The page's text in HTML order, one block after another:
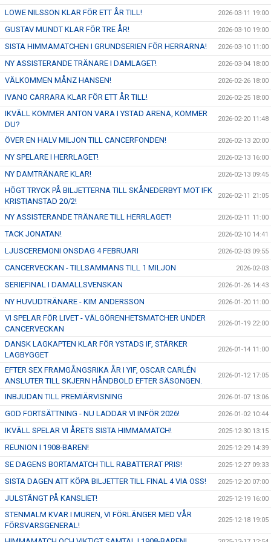
LOWE NILSSON KLAR FÖR ETT ÅR TILL! 2026-03-11 19:00
GUSTAV MUNDT KLAR FÖR TRE ÅR! 2026-03-10 19:00
SISTA HIMMAMATCHEN I GRUNDSERIEN FÖR HERRARNA! 2026-03-10 11:00
NY ASSISTERANDE TRÄNARE I DAMLAGET! 2026-03-04 18:00
VÄLKOMMEN MÅNZ HANSEN! 2026-02-26 18:00
IVANO CARRARA KLAR FÖR ETT ÅR TILL! 2026-02-25 18:00
IKVÄLL KOMMER ANTON VARA I YSTAD ARENA, KOMMER
DU?
2026-02-20 11:48
ÖVER EN HALV MILJON TILL CANCERFONDEN! 2026-02-13 20:00
NY SPELARE I HERRLAGET! 2026-02-13 16:00
NY DAMTRÄNARE KLAR! 2026-02-13 09:45
HÖGT TRYCK PÅ BILJETTERNA TILL SKÅNEDERBYT MOT IFK
KRISTIANSTAD 20/2!
2026-02-11 21:05
NY ASSISTERANDE TRÄNARE TILL HERRLAGET! 2026-02-11 11:00
TACK JONATAN! 2026-02-10 14:41
LJUSCEREMONI ONSDAG 4 FEBRUARI 2026-02-03 09:55
CANCERVECKAN - TILLSAMMANS TILL 1 MILJON 2026-02-03
SERIEFINAL I DAMALLSVENSKAN 2026-01-26 14:43
NY HUVUDTRÄNARE - KIM ANDERSSON 2026-01-20 11:00
VI SPELAR FÖR LIVET - VÄLGÖRENHETSMATCHER UNDER
CANCERVECKAN
2026-01-19 22:00
DANSK LAGKAPTEN KLAR FÖR YSTADS IF, STÄRKER
LAGBYGGET
2026-01-14 11:00
EFTER SEX FRAMGÅNGSRIKA ÅR I YIF, OSCAR CARLÉN
ANSLUTER TILL SKJERN HÅNDBOLD EFTER SÄSONGEN.
2026-01-12 17:05
INBJUDAN TILL PREMIÄRVISNING 2026-01-07 13:06
GOD FORTSÄTTNING - NU LADDAR VI INFÖR 2026! 2026-01-02 10:44
IKVÄLL SPELAR VI ÅRETS SISTA HIMMAMATCH! 2025-12-30 13:15
REUNION I 1908-BAREN! 2025-12-29 14:39
SE DAGENS BORTAMATCH TILL RABATTERAT PRIS! 2025-12-27 09:33
SISTA DAGEN ATT KÖPA BILJETTER TILL FINAL 4 VIA OSS! 2025-12-20 07:00
JULSTÄNGT PÅ KANSLIET! 2025-12-19 16:00
STENMALM KVAR I MUREN, VI FÖRLÄNGER MED VÅR
FÖRSVARSGENERAL!
2025-12-18 19:05